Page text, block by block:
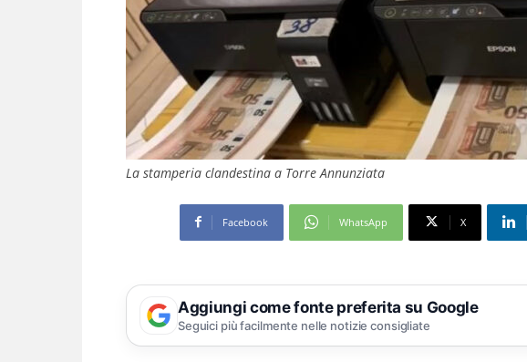
La stamperia clandestina a Torre Annunziata
Facebook WhatsApp X
Aggiungi come fonte preferita su Google
Seguici più facilmente nelle notizie consigliate